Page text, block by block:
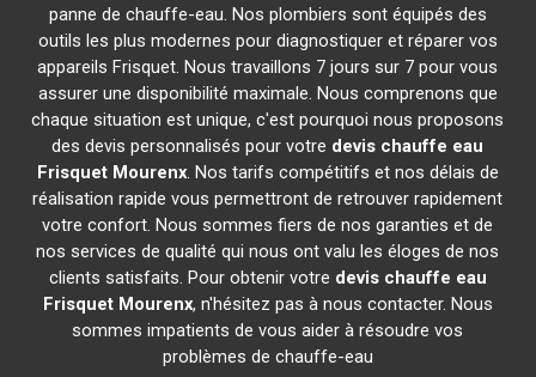
panne de chauffe-eau. Nos plombiers sont équipés des
outils les plus modernes pour diagnostiquer et réparer vos
appareils Frisquet. Nous travaillons 7 jours sur 7 pour vous
assurer une disponibilité maximale. Nous comprenons que
chaque situation est unique, c'est pourquoi nous proposons
des devis personnalisés pour votre devis chauffe eau
Frisquet Mourenx. Nos tarifs compétitifs et nos délais de
réalisation rapide vous permettront de retrouver rapidement
votre confort. Nous sommes fiers de nos garanties et de
nos services de qualité qui nous ont valu les éloges de nos
clients satisfaits. Pour obtenir votre devis chauffe eau
Frisquet Mourenx, n'hésitez pas à nous contacter. Nous
sommes impatients de vous aider à résoudre vos
problèmes de chauffe-eau